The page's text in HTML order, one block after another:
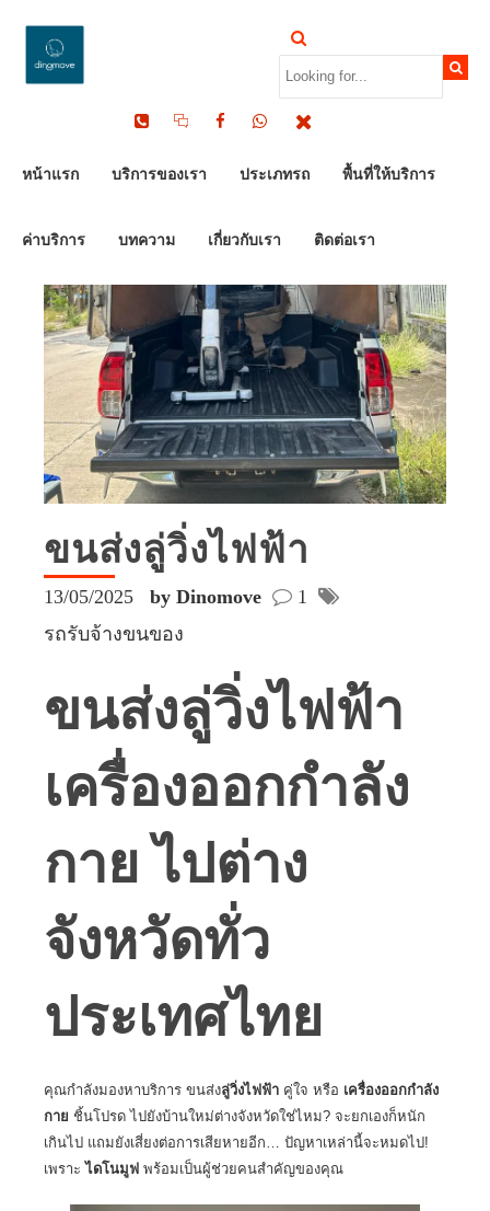
หน้าแรก บริการของเรา ประเภทรถ พื้นที่ให้บริการ
ค่าบริการ บทความ เกี่ยวกับเรา ติดต่อเรา
ขนส่งลู่วิ่งไฟฟ้า
13/05/2025 by Dinomove
1
รถรับจ้างขนของ
ขนส่งลู่วิ่งไฟฟ้า
เครื่องออกกำลัง
กาย ไปต่าง
จังหวัดทั่ว
ประเทศไทย
คุณกำลังมองหาบริการ ขนส่งลู่วิ่งไฟฟ้า คู่ใจ หรือ เครื่องออกกำลัง
กาย ชิ้นโปรด ไปยังบ้านใหม่ต่างจังหวัดใช่ไหม? จะยกเองก็หนัก
เกินไป แถมยังเสี่ยงต่อการเสียหายอีก… ปัญหาเหล่านี้จะหมดไป!
เพราะไดโนมูฟ พร้อมเป็นผู้ช่วยคนสำคัญของคุณ